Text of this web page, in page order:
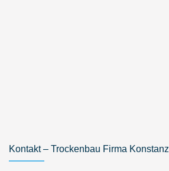
Kontakt – Trockenbau Firma Konstanz